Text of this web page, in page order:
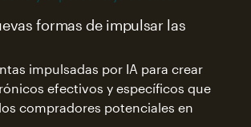
formas de impulsar las
impulsadas por IA para crear
efectivos y específicos que
compradores potenciales en